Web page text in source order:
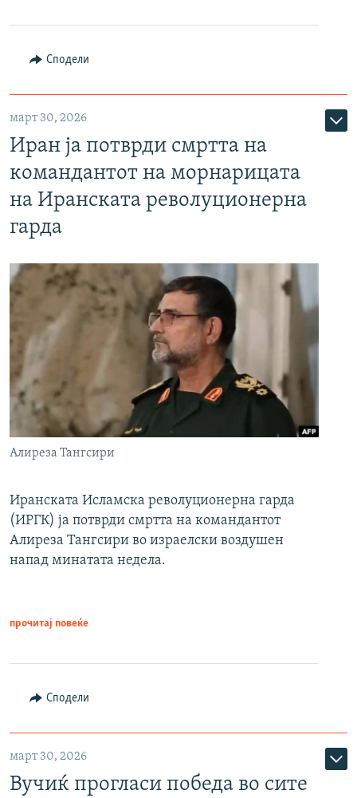
Сподели
март 30, 2026
Иран ја потврди смртта на
командантот на морнарицата
на Иранската револуционерна
гарда
Алиреза Тангсири
Иранската Исламска револуционерна гарда
(ИРГК) ја потврди смртта на командантот
Алиреза Тангсири во израелски воздушен
напад минатата недела.
прочитај повеќе
Сподели
март 30, 2026
Вучиќ прогласи победа во сите